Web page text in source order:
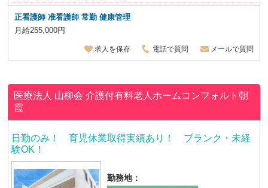
正看護師 准看護師常勤 健康管理
月給255,000円
求人を保存 電話で質問 メールで質問
医療法人 山柳会介護付有料老人ホームコンフォルト朝
霞
日勤のみ！ 育児休業取得実績あり！ ブランク・未経
験OK！
勤務地：